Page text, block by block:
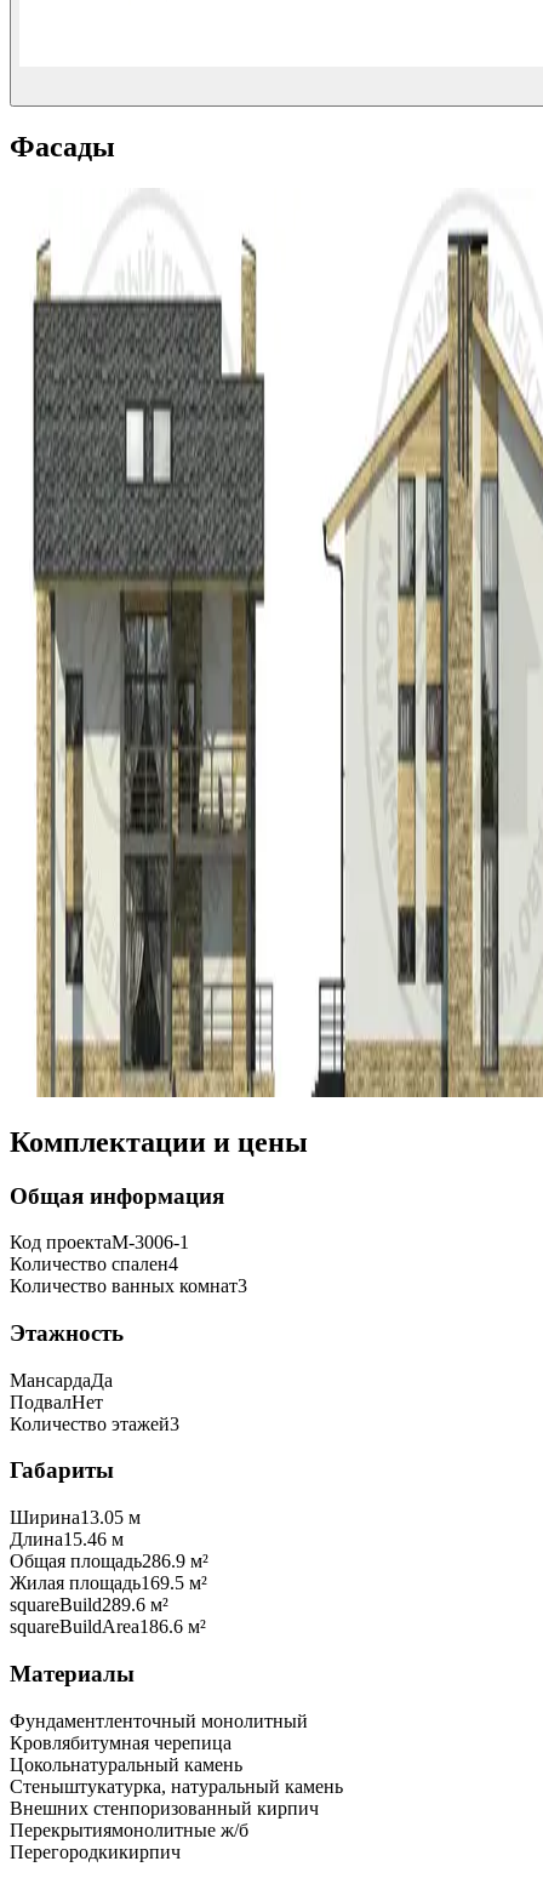
Фасады
Комплектации и цены
Общая информация
Код проектаM-3006-1
Количество спален4
Количество ванных комнат3
Этажность
МансардаДа
ПодвалНет
Количество этажей3
Габариты
Ширина13.05 м
Длина15.46 м
Общая площадь286.9 м²
Жилая площадь169.5 м²
squareBuild289.6 м²
squareBuildArea186.6 м²
Материалы
Фундаментленточный монолитный
Кровлябитумная черепица
Цокольнатуральный камень
Стеныштукатурка, натуральный камень
Внешних стенпоризованный кирпич
Перекрытиямонолитные ж/б
Перегородкикирпич